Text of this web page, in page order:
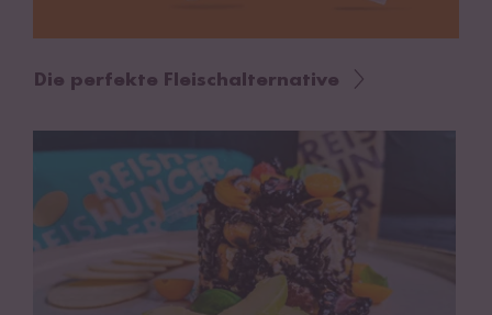
Die perfekte Fleischalternative